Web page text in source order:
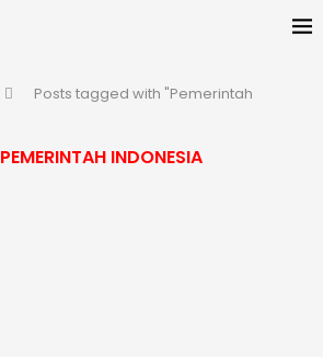
Posts tagged with "Pemerintah
PEMERINTAH INDONESIA